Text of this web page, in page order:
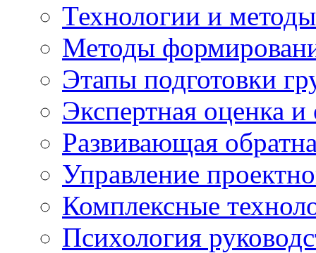
Технологии и
Методы
Этапы подготовки
Экспертная оценка
Развивающая
Управление
Комплексные
Психология